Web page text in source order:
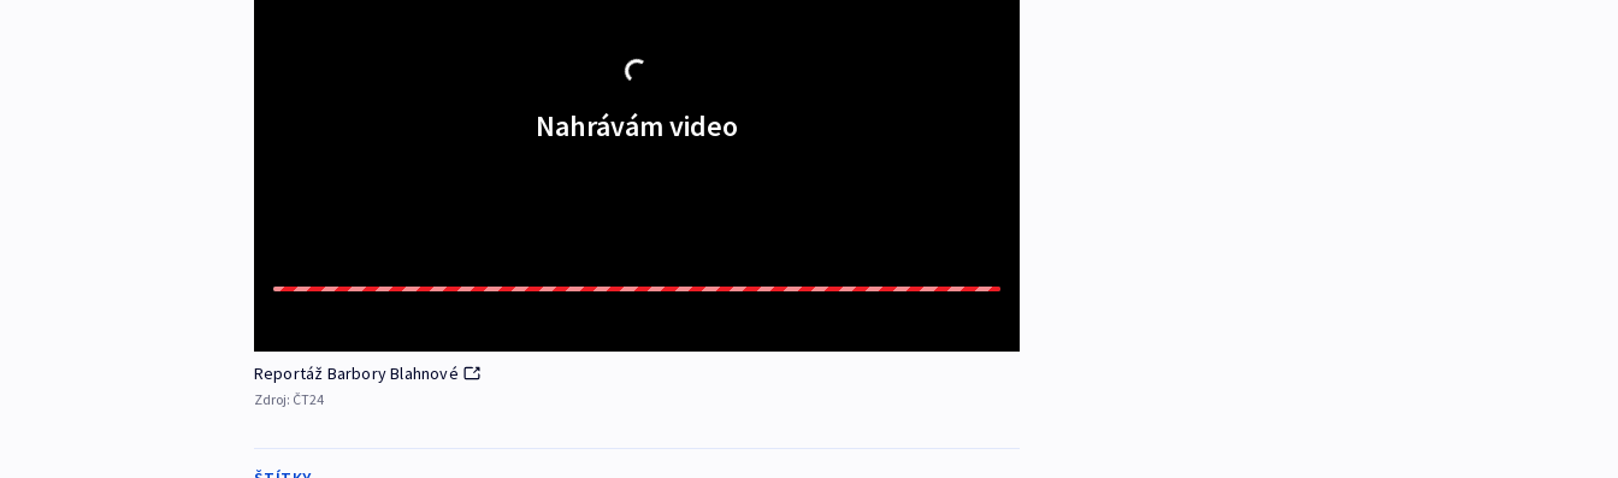
Nahrávám video
Reportáž Barbory Blahnové
Zdroj: ČT24